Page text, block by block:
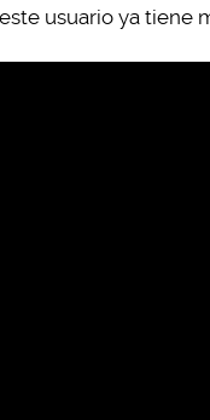
usuario ya tiene